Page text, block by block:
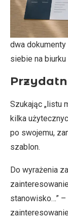
dwa
siebie na biurku
Szukając „listu
kilka
po swojemu,
szablon.
Do wyrażenia
stanowisko…” –